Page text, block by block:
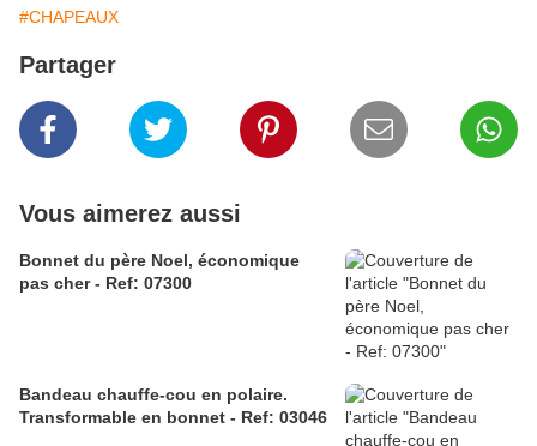
#CHAPEAUX
Partager
Vous aimerez aussi
Bonnet du père Noel, économique
pas cher - Ref: 07300
Bandeau chauffe-cou en polaire.
Transformable en bonnet - Ref: 03046